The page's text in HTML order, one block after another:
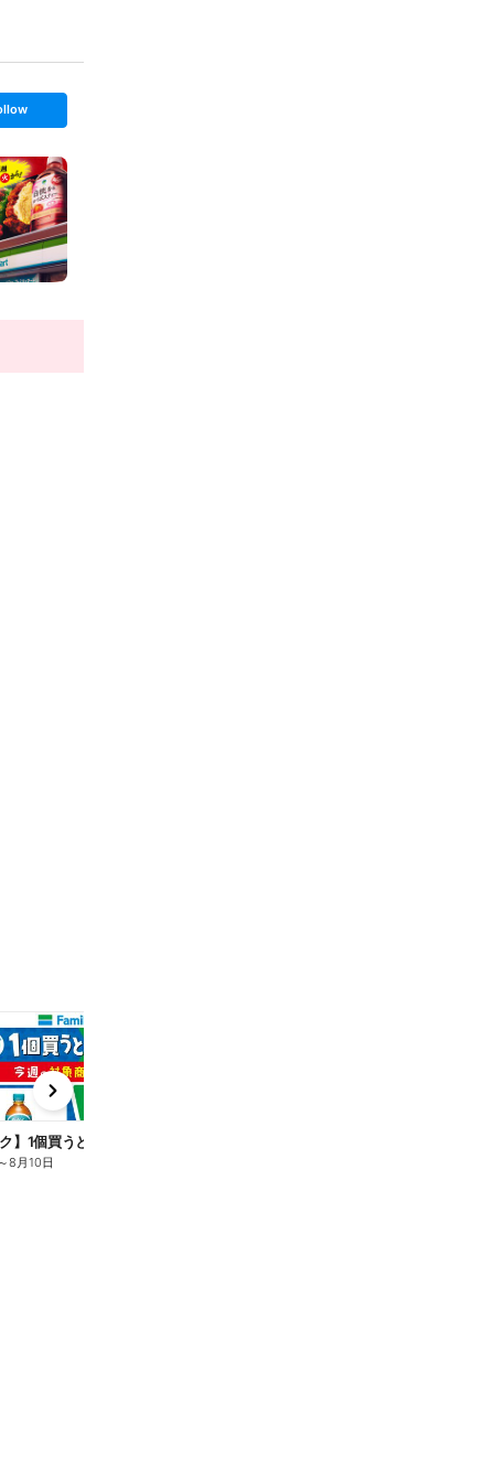
ク】1個買うと1個もらえる/麦茶
～8月10日
e
x
t